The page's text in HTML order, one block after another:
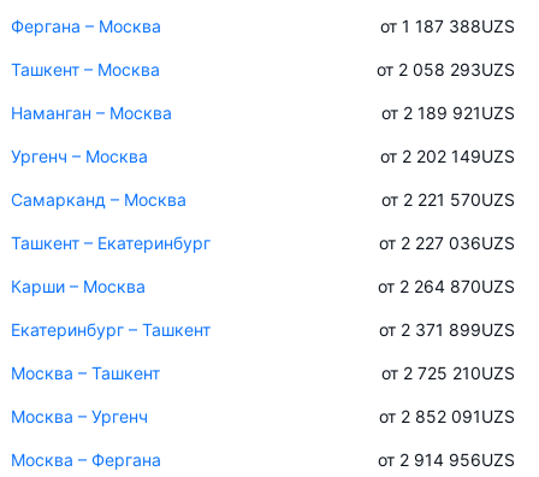
Фергана – Москва от 1 187 388UZS
Ташкент – Москва от 2 058 293UZS
Наманган – Москва от 2 189 921UZS
Ургенч – Москва от 2 202 149UZS
Самарканд – Москва от 2 221 570UZS
Ташкент – Екатеринбург от 2 227 036UZS
Карши – Москва от 2 264 870UZS
Екатеринбург – Ташкент от 2 371 899UZS
Москва – Ташкент от 2 725 210UZS
Москва – Ургенч от 2 852 091UZS
Москва – Фергана от 2 914 956UZS